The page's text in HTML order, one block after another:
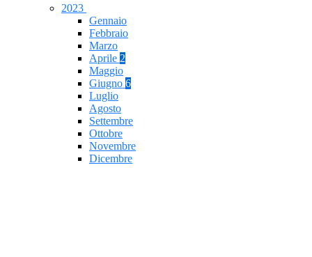
2023
Gennaio
Febbraio
Marzo
Aprile 2
Maggio
Giugno 6
Luglio
Agosto
Settembre
Ottobre
Novembre
Dicembre